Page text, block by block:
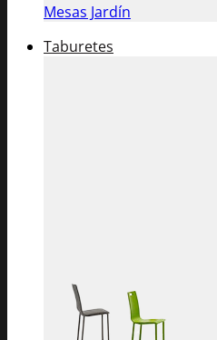
Mesas Jardín
Taburetes